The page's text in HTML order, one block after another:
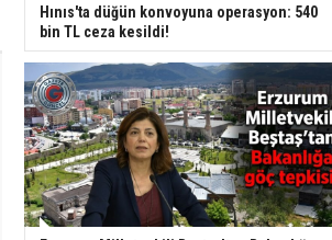
Hınıs'ta düğün konvoyuna operasyon: 540
bin TL ceza kesildi!